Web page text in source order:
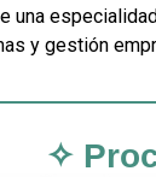
una
y gestión
✧